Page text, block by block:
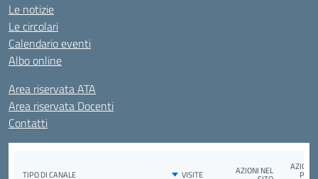
Le notizie
Le circolari
Calendario eventi
Albo online
Area riservata ATA
Area riservata Docenti
Contatti